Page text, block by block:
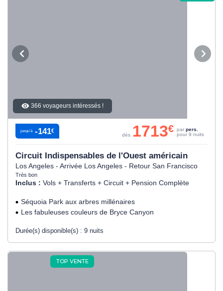
366 voyageurs intéressés !
Circuit Indispensables de l'Ouest américain
Los Angeles - Arrivée Los Angeles - Retour San Francisco
Très bon
Inclus : Vols + Transferts + Circuit + Pension Complète
Séquoia Park aux arbres millénaires
Les fabuleuses couleurs de Bryce Canyon
Durée(s) disponible(s) : 9 nuits
jusqu’à -141€
dès 1713€ par pers.
pour 9 nuits
TOP VENTE